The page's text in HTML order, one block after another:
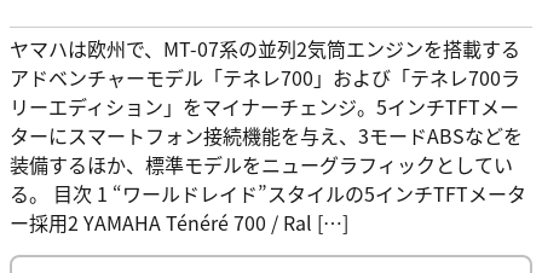
ヤマハは欧州で、MT-07系の並列2気筒エンジンを搭載する
アドベンチャーモデル「テネレ700」および「テネレ700ラ
リーエディション」をマイナーチェンジ。5インチTFTメー
ターにスマートフォン接続機能を与え、3モードABSなどを
装備するほか、標準モデルをニューグラフィックとしてい
る。 目次 1 “ワールドレイド”スタイルの5インチTFTメータ
ー採用2 YAMAHA Ténéré 700 / Ral […]